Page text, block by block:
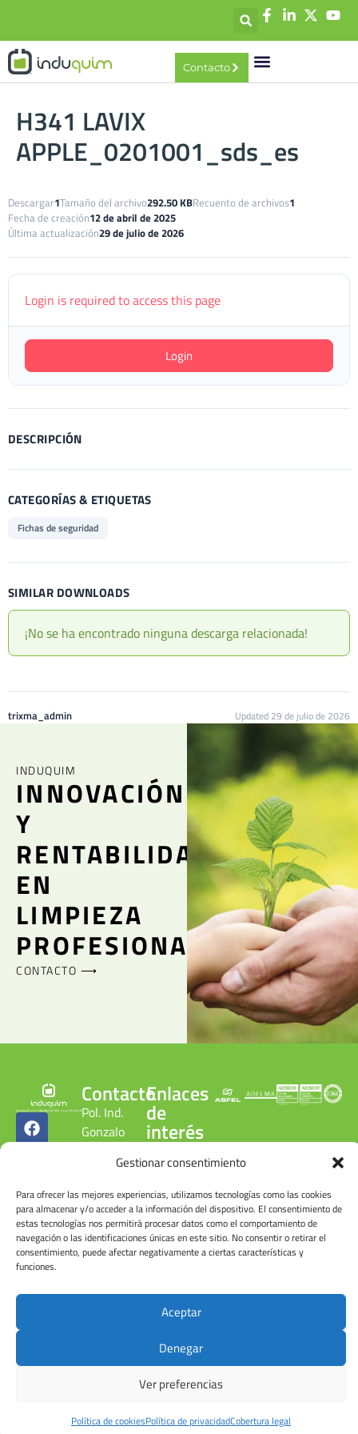
Gestionar consentimiento
Para ofrecer las mejores experiencias, utilizamos tecnologías como las cookies
para almacenar y/o acceder a la información del dispositivo. El consentimiento de
estas tecnologías nos permitirá procesar datos como el comportamiento de
navegación o las identificaciones únicas en este sitio. No consentir o retirar el
consentimiento, puede afectar negativamente a ciertas características y
funciones.
Aceptar
Denegar
Ver preferencias
Política de cookiesPolítica de privacidadCobertura legal
Contacto
H341 LAVIX
APPLE_0201001_sds_es
Descargar1Tamaño del archivo292.50 KBRecuento de archivos1
Fecha de creación12 de abril de 2025
Última actualización29 de julio de 2026
Login is required to access this page
Login
DESCRIPCIÓN
CATEGORÍAS & ETIQUETAS
Fichas de seguridad
SIMILAR DOWNLOADS
¡No se ha encontrado ninguna descarga relacionada!
trixma_admin Updated 29 de julio de 2026
INDUQUIM
INNOVACIÓN
Y
RENTABILIDAD
EN
LIMPIEZA
PROFESIONAL
CONTACTO ⟶
Contacto
Pol. Ind.
Gonzalo
C/ Gonzalo
Chacón, 15.
28300
Aranjuez.
Madrid.
Enlaces
de
interés
legal
privacidad
Política de
calidad
ambiental
Cuenta de
usuario